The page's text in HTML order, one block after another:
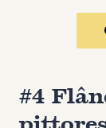
#4